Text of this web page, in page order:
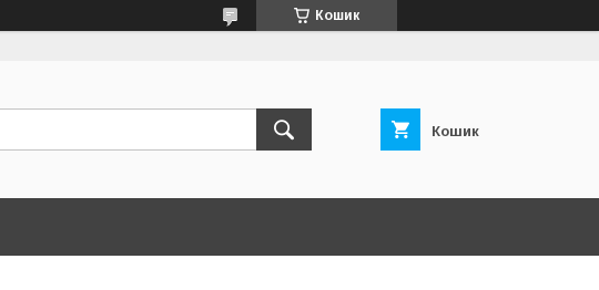
Кошик
Кошик